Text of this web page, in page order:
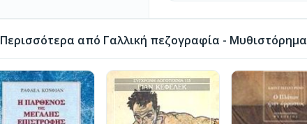
Περισσότερα από Γαλλική πεζογραφία - Μυθιστόρημα